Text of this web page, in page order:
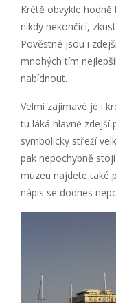
Krétě obvykle
nikdy nekončící,
Pověstné jsou i
mnohých tím
nabídnout.
Velmi zajímavé je i
tu láká hlavně zdejší
symbolicky střeží
pak nepochybně
muzeu najdete také
nápis se dodnes